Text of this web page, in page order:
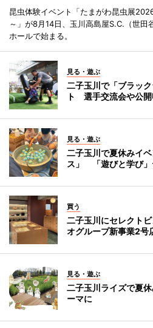
昆虫体験イベント「たまがわ昆虫展
～」が8月14日、玉川高島屋S.C.（世田
ホールで始まる。
見る・遊ぶ
二子玉川で「ブラッ
ト 選手交流会や公開
見る・遊ぶ
二子玉川で夏休みイ
ス」 「遊びと学び」
買う
二子玉川にセレクト
オグループ新事業2号
見る・遊ぶ
二子玉川ライズで夏
ーマに